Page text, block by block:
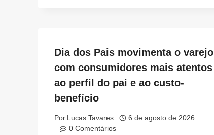
Dia dos Pais movimenta o varejo
com consumidores mais atentos
ao perfil do pai e ao custo-
benefício
Por Lucas Tavares
6 de agosto de 2026
0 Comentários